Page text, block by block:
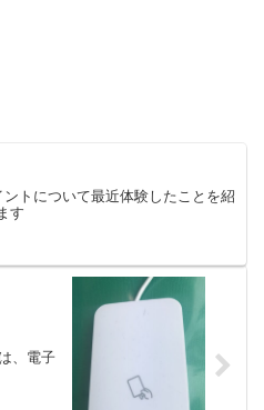
ントについて最近体験したことを紹
す
、電子